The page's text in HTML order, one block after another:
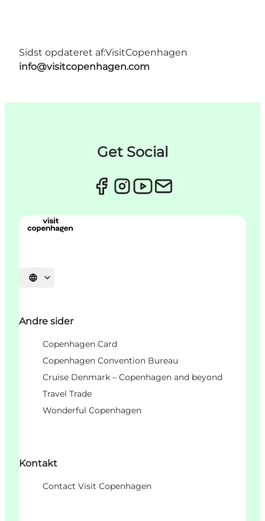
Sidst opdateret af:VisitCopenhagen
info@visitcopenhagen.com
Get Social
Vælg sprog
Andre sider
Copenhagen Card
Copenhagen Convention Bureau
Cruise Denmark – Copenhagen and beyond
Travel Trade
Wonderful Copenhagen
Kontakt
Contact Visit Copenhagen